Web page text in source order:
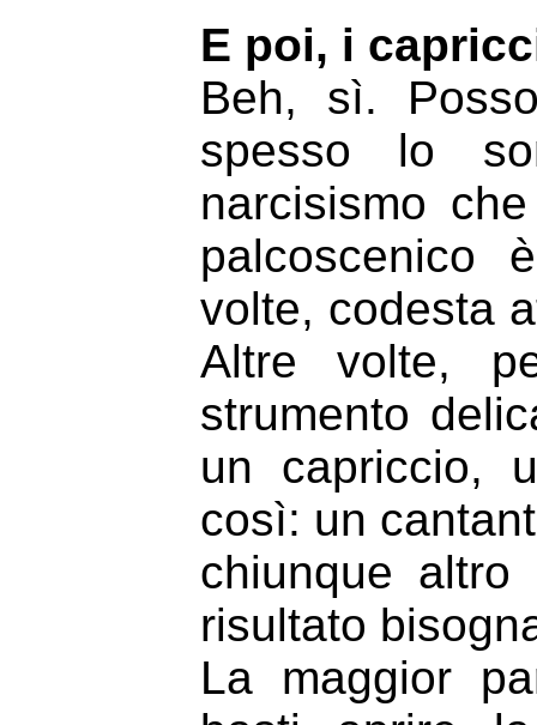
E poi, i
Beh, sì.
spesso lo
narcisismo
palcoscenico
volte, codesta
Altre volte,
strumento
un capriccio,
così: un
chiunque
risultato
La maggior